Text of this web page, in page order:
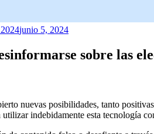
junio 5, 2024
sobre las
nuevas posibilidades, tanto
indebidamente esta tecnología